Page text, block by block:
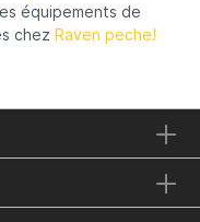
équipements de
chez Raven peche!